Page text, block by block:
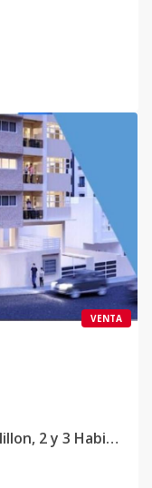
VENTA
Apartamentos en Venta en el Millon, 2 y 3 Habitaciones